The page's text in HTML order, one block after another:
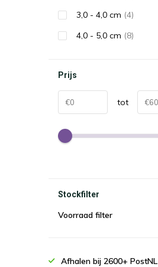
3,0 - 4,0 cm (4)
4,0 - 5,0 cm (8)
Prijs
tot
Stockfilter
Voorraad filter
Afhalen bij 2600+ PostNL